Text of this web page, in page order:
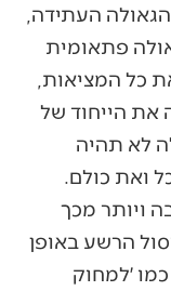
העתידה,
פתאומית
כל המציאות,
את הייחוד של
לא תהיה
ואת כולם.
ויותר מכך
הרשע באופן
׳למחוק